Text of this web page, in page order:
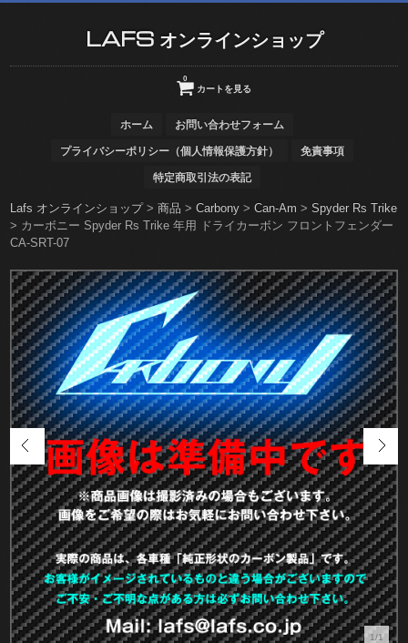
LAFS オンラインショップ
カートを見る
0
ホーム お問い合わせフォーム
プライバシーポリシー（個人情報保護方針） 免責事項
特定商取引法の表記
Lafs オンラインショップ>商品 >Carbony >Can-Am >Spyder Rs Trike
> カーボニー Spyder Rs Trike 年用 ドライカーボン フロントフェンダー
CA-SRT-07
1/1